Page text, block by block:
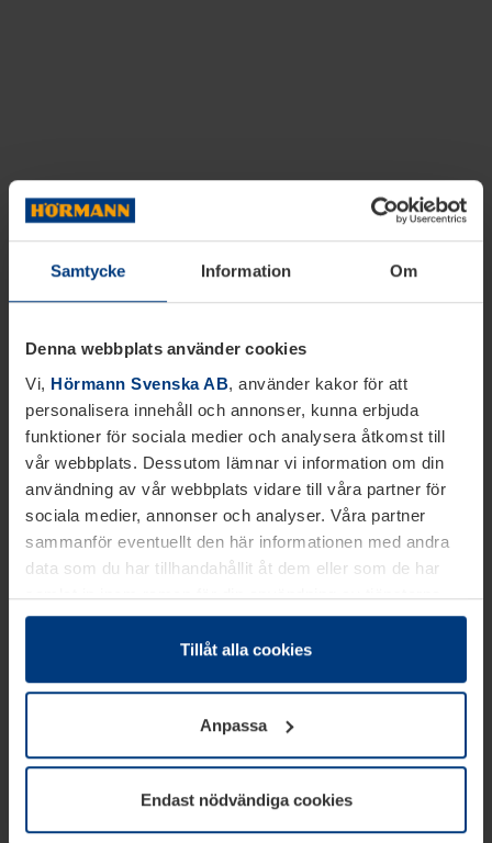
Samtycke Information Om
Denna webbplats använder cookies
Vi, Hörmann Svenska AB, använder kakor för att
personalisera innehåll och annonser, kunna erbjuda
funktioner för sociala medier och analysera åtkomst till
vår webbplats. Dessutom lämnar vi information om din
användning av vår webbplats vidare till våra partner för
sociala medier, annonser och analyser. Våra partner
sammanför eventuellt den här informationen med andra
data som du har tillhandahållit åt dem eller som de har
samlat in inom ramen för din användning av tjänsterna.
Juridiskt kan vi lagra kakor på din enhet, om de är
absolut nödvändiga för driften av den här webbplatsen.
godkännande kan du när som helst ändra eller återkalla i
informationen om kakor underDataskyddsförklaring
vår webbplats.
Tillåt alla cookies
Anpassa
Endast nödvändiga cookies